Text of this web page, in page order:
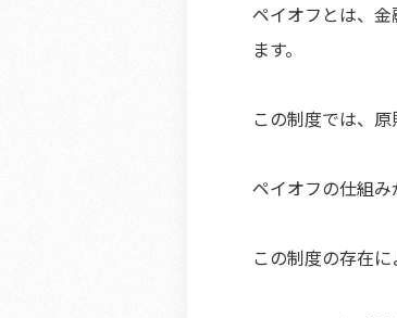
ペイオフとは、
ます。
この制度では、
ペイオフの仕組
この制度の存在